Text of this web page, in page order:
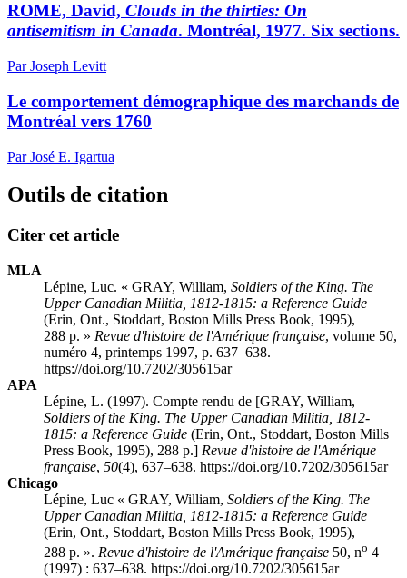
ROME, David, Clouds in the thirties: On
antisemitism in Canada. Montréal, 1977. Six sections.
Par Joseph Levitt
Le comportement démographique des marchands de
Montréal vers 1760
Par José E. Igartua
Outils de citation
Citer cet article
MLA
Lépine, Luc. « GRAY, William, Soldiers of the King. The
Upper Canadian Militia, 1812-1815: a Reference Guide
(Erin, Ont., Stoddart, Boston Mills Press Book, 1995),
288 p. » Revue d'histoire de l'Amérique française, volume 50,
numéro 4, printemps 1997, p. 637–638.
https://doi.org/10.7202/305615ar
APA
Lépine, L. (1997). Compte rendu de [GRAY, William,
Soldiers of the King. The Upper Canadian Militia, 1812-
1815: a Reference Guide (Erin, Ont., Stoddart, Boston Mills
Press Book, 1995), 288 p.] Revue d'histoire de l'Amérique
française, 50(4), 637–638. https://doi.org/10.7202/305615ar
Chicago
Lépine, Luc « GRAY, William, Soldiers of the King. The
Upper Canadian Militia, 1812-1815: a Reference Guide
(Erin, Ont., Stoddart, Boston Mills Press Book, 1995),
288 p. ». Revue d'histoire de l'Amérique française 50, no 4
(1997) : 637–638. https://doi.org/10.7202/305615ar